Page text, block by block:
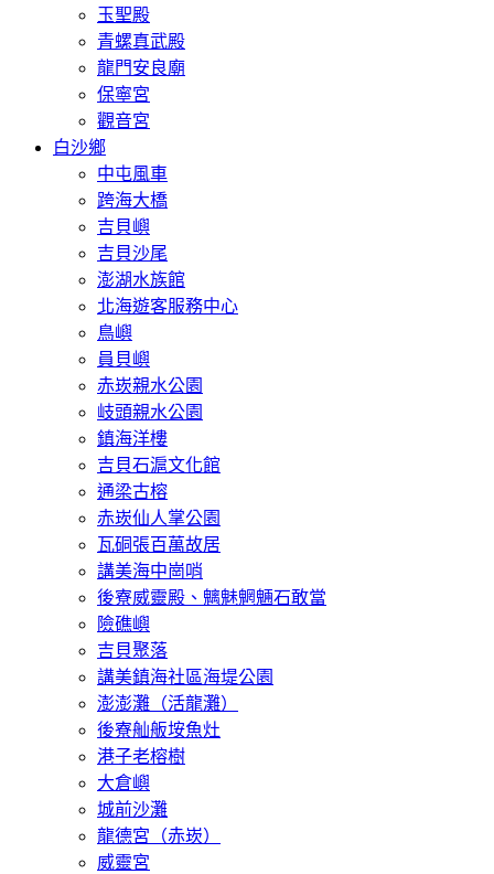
玉聖殿
青螺真武殿
龍門安良廟
保寧宮
觀音宮
白沙鄉
中屯風車
跨海大橋
吉貝嶼
吉貝沙尾
澎湖水族館
北海遊客服務中心
鳥嶼
員貝嶼
赤崁親水公園
岐頭親水公園
鎮海洋樓
吉貝石滬文化館
通梁古榕
赤崁仙人掌公園
瓦硐張百萬故居
講美海中崗哨
後寮威靈殿、魑魅魍魎石敢當
險礁嶼
吉貝聚落
講美鎮海社區海堤公園
澎澎灘（活龍灘）
後寮舢舨垵魚灶
港子老榕樹
大倉嶼
城前沙灘
龍德宮（赤崁）
威靈宮